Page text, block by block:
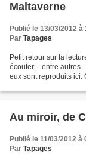
Maltaverne
Publié le 13/03/2012 à
Par Tapages
Petit retour sur la
écouter – entre autres
eux sont reproduits ici.
Au miroir, de
Publié le 11/03/2012 à
Par Tapages